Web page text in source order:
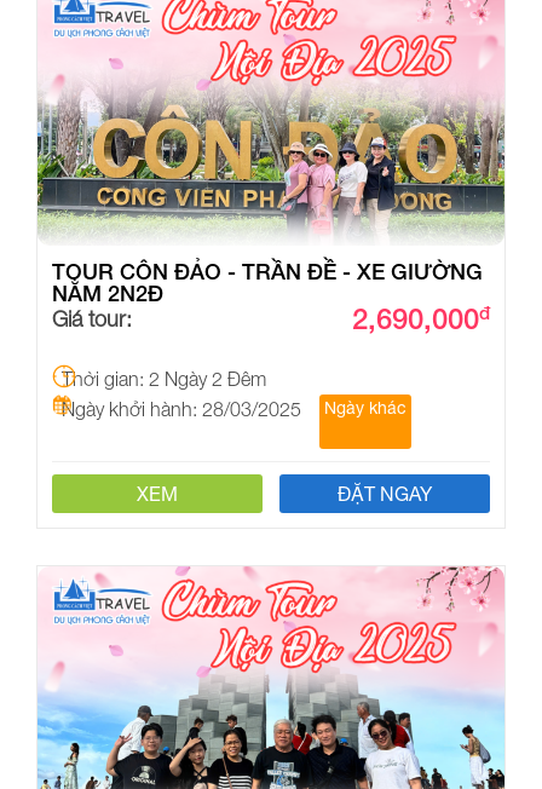
TOUR CÔN ĐẢO - TRẦN ĐỀ - XE GIƯỜNG
NẰM 2N2Đ
Giá tour: 2,690,000đ
Thời gian: 2 Ngày 2 Đêm
Ngày khởi hành: 28/03/2025
Ngày khác
XEM ĐẶT NGAY